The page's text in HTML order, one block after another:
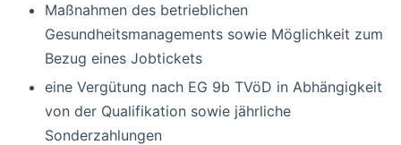
Maßnahmen des betrieblichen
Gesundheitsmanagements sowie Möglichkeit zum
Bezug eines Jobtickets
eine Vergütung nach EG 9b TVöD in Abhängigkeit
von der Qualifikation sowie jährliche
Sonderzahlungen